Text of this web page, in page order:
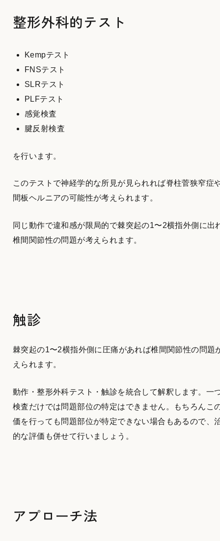
整形外科的テスト
Kempテスト
FNSテスト
SLRテスト
PLFテスト
感覚検査
腱反射検査
を行います。
このテストで神経学的な所見が見られれば脊柱菅狭窄症
間板ヘルニアの可能性が考えられます。
同じ動作で違和感が限局的で棘突起の1〜2横指外側に出
椎間関節性の問題が考えられます。
触診
棘突起の1〜2横指外側に圧痛があれば椎間関節性の問題
えられます。
動作・整形外科テスト・触診を統合して解釈します。一
検査だけでは問題部位の特定はできません。もちろんこ
価を行っても問題部位が特定できない場合もあるので、
的な評価も併せて行いましょう。
アプローチ法